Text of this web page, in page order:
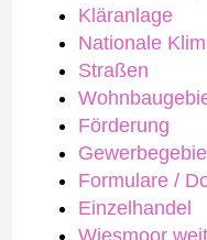
Kläranlage
Nationale
Straßen
Förderung
Formulare /
Einzelhandel
Wiesmoor